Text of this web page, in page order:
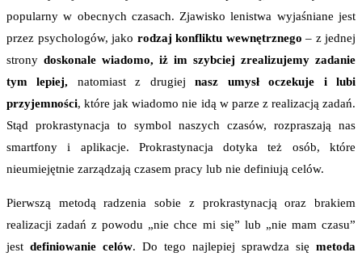
popularny w obecnych czasach. Zjawisko lenistwa wyjaśniane jest
przez psychologów, jako rodzaj konfliktu wewnętrznego – z jednej
strony doskonale wiadomo, iż im szybciej zrealizujemy zadanie
tym lepiej, natomiast z drugiejnasz umysł oczekuje i lubi
przyjemności, które jak wiadomo nie idą w parze z realizacją zadań.
Stąd prokrastynacja to symbol naszych czasów, rozpraszają nas
smartfony i aplikacje. Prokrastynacja dotyka też osób, które
nieumiejętnie zarządzają czasem pracy lub nie definiują celów.
Pierwszą metodą radzenia sobie z prokrastynacją oraz brakiem
realizacji zadań z powodu „nie chce mi się” lub „nie mam czasu”
jest definiowanie celów. Do tego najlepiej sprawdza się metoda